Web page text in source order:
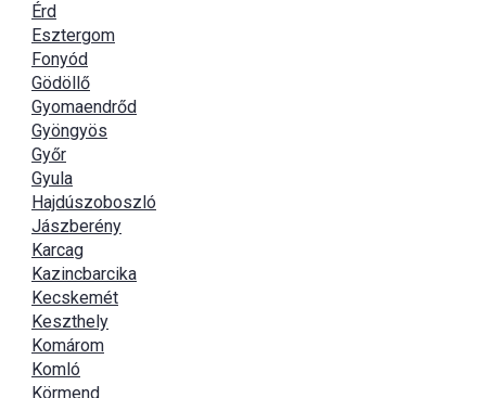
Érd
Esztergom
Fonyód
Gödöllő
Gyomaendrőd
Gyöngyös
Győr
Gyula
Hajdúszoboszló
Jászberény
Karcag
Kazincbarcika
Kecskemét
Keszthely
Komárom
Komló
Körmend